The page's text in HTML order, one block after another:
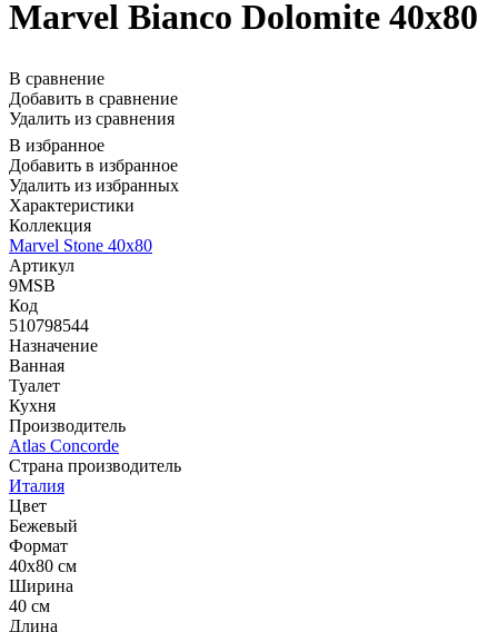
Marvel Bianco Dolomite 40x80
В сравнение
Добавить в сравнение
Удалить из сравнения
В избранное
Добавить в избранное
Удалить из избранных
Характеристики
Коллекция
Marvel Stone 40x80
Артикул
9MSB
Код
510798544
Назначение
Ванная
Туалет
Кухня
Производитель
Atlas Concorde
Страна производитель
Италия
Цвет
Бежевый
Формат
40x80 см
Ширина
40 см
Длина